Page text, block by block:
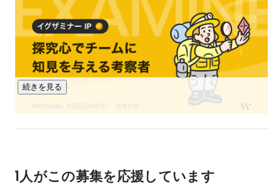
・スタートアップ シード〜シリーズA：41.7%
・スタートアップのシリーズB以降：11.1%
・上場企業：19.4%
・上場企業子会社の新規事業：5.6%
・その他事業会社：22.2%
（直近3年間の売上に対する一次請け比率：90%越）
Gaji-Labo の仕事の多くは、上記のような「これから事業を伸
続きを見る
1人がこの募集を応援しています